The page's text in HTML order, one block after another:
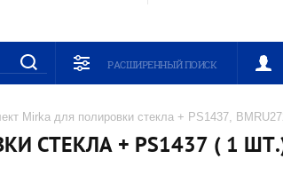
РАСШИРЕННЫЙ ПОИСК
Mirka для полировки стекла + PS1437,
СТЕКЛА + PS1437 ( 1 ШТ.)